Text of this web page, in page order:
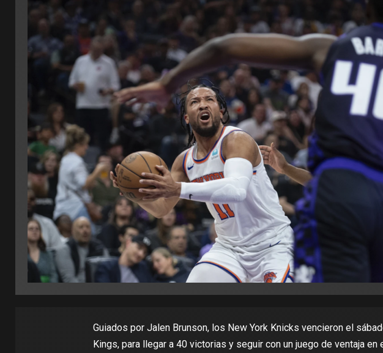
Guiados por Jalen Brunson, los New York Knicks vencieron el
Kings, para llegar a 40 victorias y seguir con un juego de ventaja